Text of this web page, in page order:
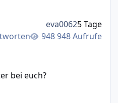
948 Aufrufe
eva00625 Tage
bei euch?